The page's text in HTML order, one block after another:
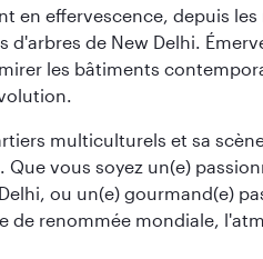
en effervescence, depuis
d'arbres de New Delhi.
les bâtiments
multiculturels et sa
Que vous soyez un(e)
ou un(e) gourmand(e)
de renommée mondiale,